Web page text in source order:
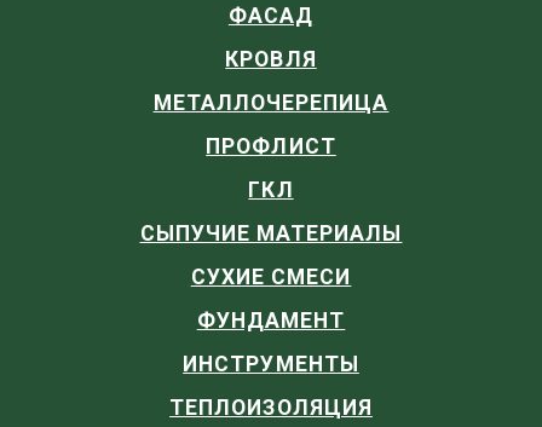
ФАСАД
КРОВЛЯ
МЕТАЛЛОЧЕРЕПИЦА
ПРОФЛИСТ
ГКЛ
СЫПУЧИЕ МАТЕРИАЛЫ
СУХИЕ СМЕСИ
ФУНДАМЕНТ
ИНСТРУМЕНТЫ
ТЕПЛОИЗОЛЯЦИЯ